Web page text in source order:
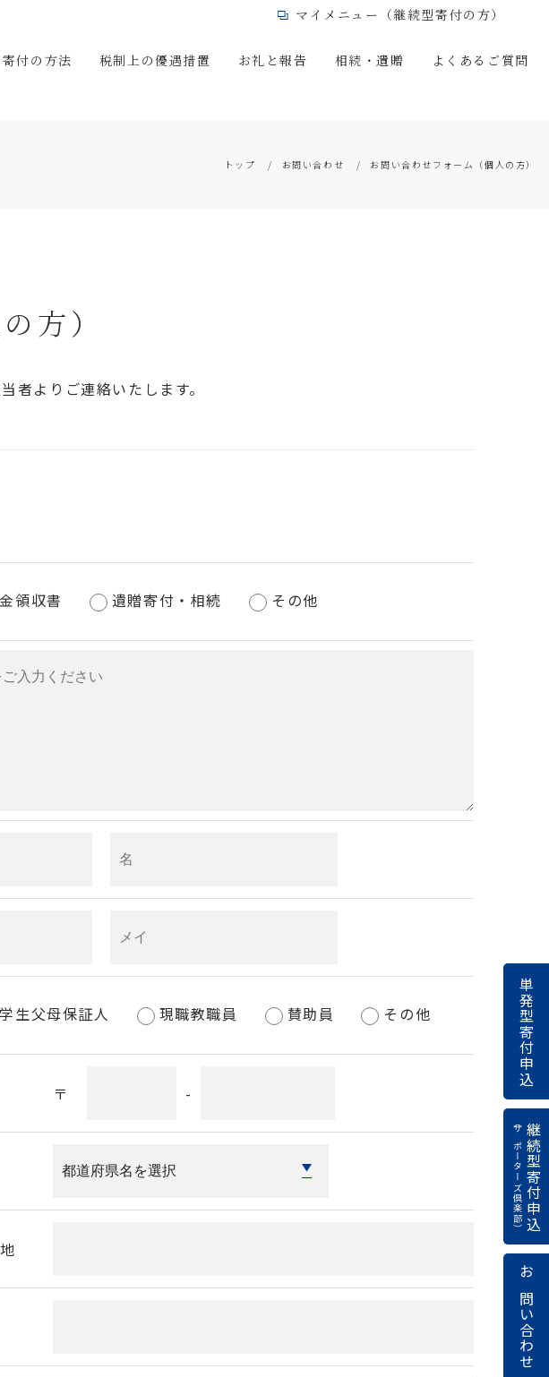
寄付の方法 税制上の優遇措置 お礼と報告 相続・遺贈 よくあるご質問
マイメニュー（継続型寄付の方）
単発型寄付申込
継続型寄付申込
（サポーターズ倶楽部）
お問い合わせ
トップ お問い合わせ お問い合わせフォーム（個人の方）
方）
者よりご連絡いたします。
領収書 遺贈寄付・相続 その他
生父母保証人 現職教職員 賛助員 その他
〒 -